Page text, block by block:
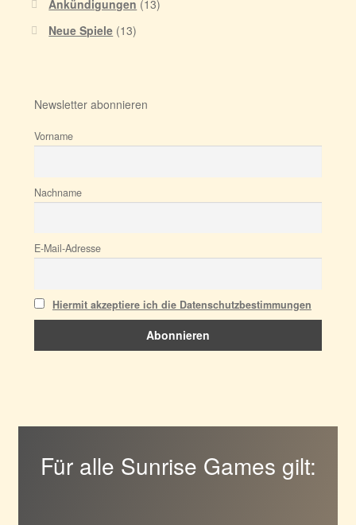
Ankündigungen (13)
Neue Spiele (13)
Newsletter abonnieren
Vorname
Nachname
E-Mail-Adresse
Hiermit akzeptiere ich die Datenschutzbestimmungen
Für alle Sunrise Games gilt: